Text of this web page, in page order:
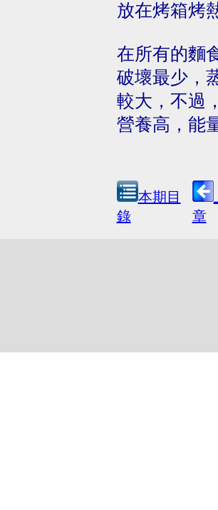
放在烤箱烤
在所有的麵
破壞最少，
較大，不過
營養高，能
本期目
錄
章